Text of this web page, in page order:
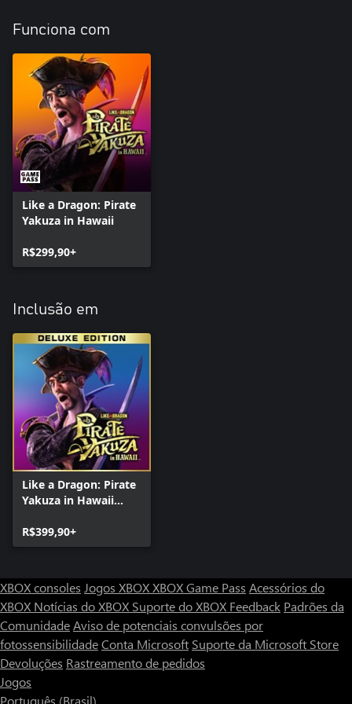
Funciona com
Like a Dragon: Pirate
Yakuza in Hawaii
R$299,90+
Inclusão em
Like a Dragon: Pirate
Yakuza in Hawaii
R$399,90+
XBOX consoles Jogos XBOXXBOX Game Pass Acessórios do
XBOX Notícias do XBOX Suporte do XBOX Feedback Padrões da
ComunidadeAviso de potenciais convulsões por
fotossensibilidadeConta Microsoft Suporte da Microsoft Store
Devoluções Rastreamento de pedidos
Jogos
Português (Brasil)